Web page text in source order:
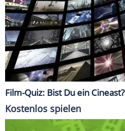
Film-Quiz: Bist Du ein Cineast?
Kostenlos spielen